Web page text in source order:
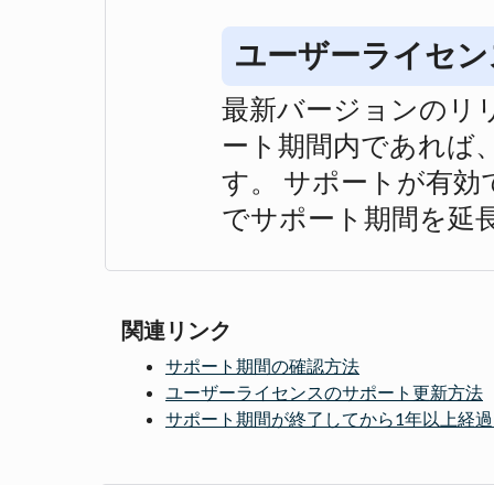
ユーザーライセ
最新バージョンのリ
ート期間内であれば
す。 サポートが有効
でサポート期間を延
関連リンク
サポート期間の確認方法
ユーザーライセンスのサポート更新方法
サポート期間が終了してから1年以上経